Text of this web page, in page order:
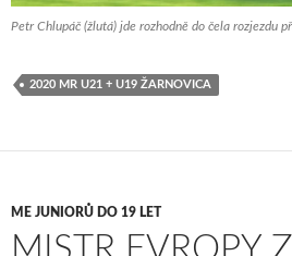
Petr Chlupáč (žlutá) jde rozhodně do čela rozjezdu
2020 MR U21 + U19 ŽARNOVICA
ME JUNIORŮ DO 19 LET